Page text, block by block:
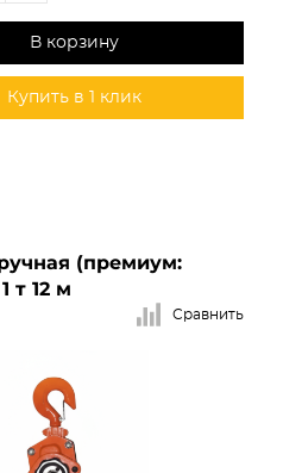
В корзину
Купить в 1 клик
(премиум:
т 12 м
Сравнить